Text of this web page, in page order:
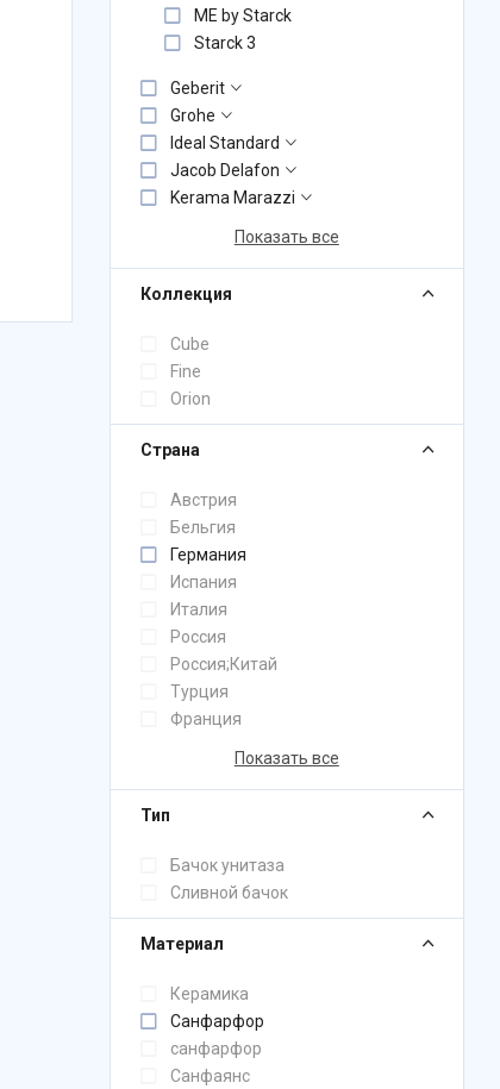
ME by Starck
Starck 3
Geberit
Grohe
Ideal Standard
Jacob Delafon
Kerama Marazzi
Показать все
Коллекция
Cube
Fine
Orion
Страна
Австрия
Бельгия
Германия
Испания
Италия
Россия
Россия;Китай
Турция
Франция
Показать все
Тип
Бачок унитаза
Сливной бачок
Материал
Керамика
Санфарфор
санфарфор
Санфаянс